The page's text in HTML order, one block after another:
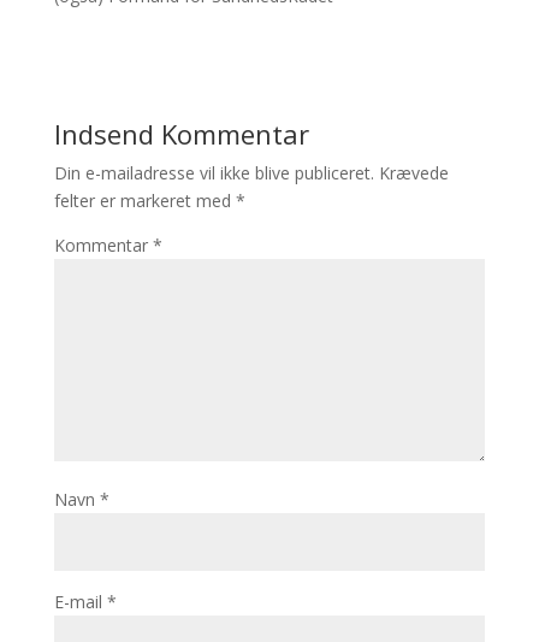
Indsend Kommentar
Din e-mailadresse vil ikke blive publiceret. Krævede
felter er markeret med *
Kommentar *
Navn *
E-mail *